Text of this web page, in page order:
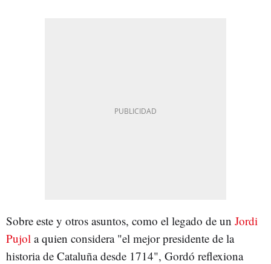
Sobre este y otros asuntos, como el legado de un Jordi
Pujol a quien considera "el mejor presidente de la
historia de Cataluña desde 1714", Gordó reflexiona